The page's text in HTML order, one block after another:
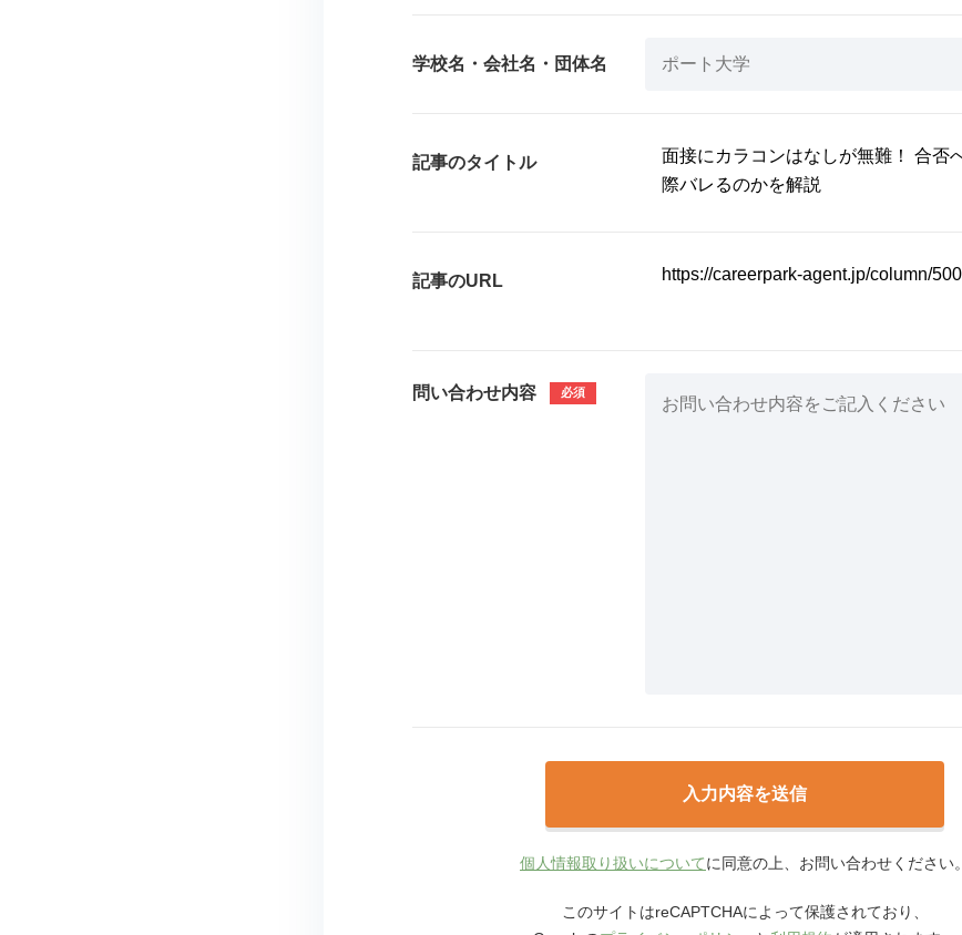
学校名・会社名・団体名
記事のタイトル
記事のURL
問い合わせ内容
個人情報取り扱いについてに同意の上、お問い合わせください。
このサイトはreCAPTCHAによって保護されており、